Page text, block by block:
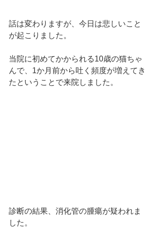
話は変わりますが、今日は悲しいこと
が起こりました。
当院に初めてかかられる10歳の猫ちゃ
んで、1か月前から吐く頻度が増えてき
たということで来院しました。
診断の結果、消化管の腫瘍が疑われま
した。